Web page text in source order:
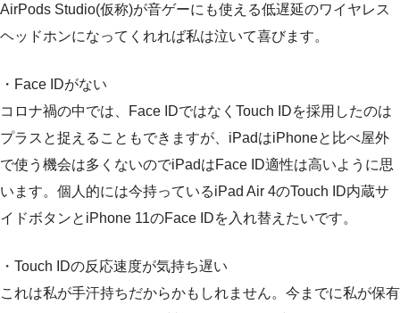
AirPods Studio(仮称)が音ゲーにも使える低遅延のワイヤレス
ヘッドホンになってくれれば私は泣いて喜びます。
・Face IDがない
コロナ禍の中では、Face IDではなくTouch IDを採用したのは
プラスと捉えることもできますが、iPadはiPhoneと比べ屋外
で使う機会は多くないのでiPadはFace ID適性は高いように思
います。個人的には今持っているiPad Air 4のTouch ID内蔵サ
イドボタンとiPhone 11のFace IDを入れ替えたいです。
・Touch IDの反応速度が気持ち遅い
これは私が手汗持ちだからかもしれません。今までに私が保有